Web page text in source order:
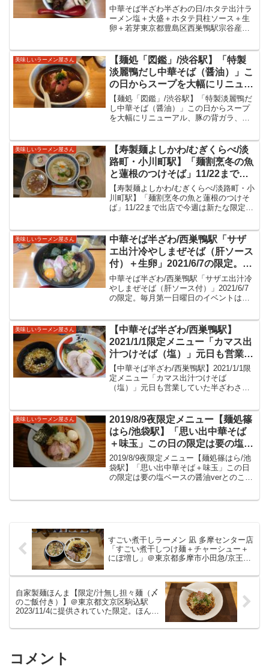
産帆立むき身40kgの限定麺
中華そば半ざわ半ざわの日/ホタテ出汁ラ
ーメン塩＋大盛＋ホタテ貝柱ソース＋生
卵＋若芽東京都豊島区西巣鴨駅宗谷産帆
ん。東京都豊島区都営三田線西巣鴨駅か
ら改札を出て地...
美味しいラーメン屋さん
【麺処「図鑑」/渋谷駅】「特製
淡麗鴨だし中華そば（醤油）」こ
の日からスープを大幅にリニュー
アル、豚の背ガラ、名古屋コーチ
ンを加え鴨ガラを増やしたという
一杯。以前も良かったですがこの
きました。
【麺処「図鑑」/渋谷駅】「特製淡麗鴨だ
し中華そば（醤油）」この日からスープ
を大幅にリニューアル、豚の背ガラ、名
からのも美味しい一杯をいただきまし
た。【麺処「図鑑」/渋谷...
美味しいラーメン屋さん
【寿製麺よしかわ/むぎくらべ/淡
路町・小川町駅】「麺割烹冬の魚
と蓮根のつけそば」11/22まで出
店で今週は新たな限定麺。つけそ
ばは鰤ダシが豊かな一杯。あれこ
れと楽しめる麺割烹スタイルの美
た。
【寿製麺よしかわ/むぎくらべ/淡路町・小
川町駅】「麺割烹冬の魚と蓮根のつけそ
ば」11/22まで出店で今週は新たな限定
しい限定をいただいてきました。【寿製
麺よしかわ/むぎ...
美味しいラーメン屋さん
中華そば半ざわ/西巣鴨駅「サザ
エ出汁冷やしまぜそば（肝ソース
付）＋生卵」2021/6/7の限定。毎
月第一日曜日のイベントは行けず
も次の日の限定を。海の幸・さざ
えの旨味をたっぷり感じる美味し
中華そば半ざわ/西巣鴨駅「サザエ出汁冷
やしまぜそば（肝ソース付）」2021/6/7
の限定。毎月第一日曜日のイベントは行
ばをいただきました。中華そば半ざわ/西
巣鴨駅２０２...
美味しいラーメン屋さん
【中華そば半ざわ/西巣鴨駅】
2021/1/1限定メニュー「カマス出
汁つけそば（塩）」元日も営業し
ていた半ざわさんの限定つけ麺を
注文。動物のスープにカマス出汁
というつけダレが美味しいつけ麺
【中華そば半ざわ/西巣鴨駅】2021/1/1限
定メニュー「カマス出汁つけそば
（塩）」元日も営業していた半ざわさん
麺をいただいてきました。【中華そば半
ざわ/西巣鴨駅】２０...
美味しいラーメン屋さん
2019/8/9夜限定メニュー【麺処篠
はら/池袋駅】「思い出中華そば
＋味玉」この日の限定は要の塩ベ
ースの醤油verとのこと。今月の
要の塩は行けなかったので訪問し
見た目シンプルながら美味しい中
2019/8/9夜限定メニュー【麺処篠はら/池
袋駅】「思い出中華そば＋味玉」この日
の限定は要の塩ベースの醤油verとのこ
すごい煮干しラーメン 凪 多摩センター店
「すごい煮干しつけ麺＋チャーシュー＋
にぼ増し」＠東京都多摩市小田急/京王多
りで。スープの見た目の色ほどエグミを
感じない美味しいつけ麺をいただきまし
た。
自家製麺ほんま【限定/汁無し担々麺（〆
のご飯付き）】＠東京都文京区駒込駅
2023/11/4に提供されていた限定。ほんま
ツがたっぷり！程よい辛さ痺れが心地良
コメント